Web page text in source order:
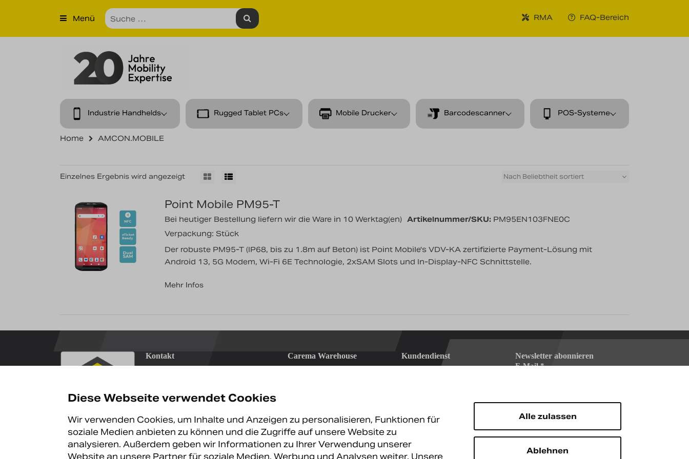
Diese Webseite verwendet Cookies
Wir verwenden Cookies, um Inhalte und Anzeigen zu personalisieren, Funktionen für
soziale Medien anbieten zu können und die Zugriffe auf unsere Website zu
analysieren. Außerdem geben wir Informationen zu Ihrer Verwendung unserer
Website an unsere Partner für soziale Medien, Werbung und Analysen weiter. Unsere
Alle zulassen
Ablehnen
×
Unsere Leistungen
Menü RMA FAQ-Bereich
Industrie Handhelds Rugged Tablet PCs Mobile Drucker Barcodescanner POS-Systeme
Home AMCON.MOBILE
Einzelnes Ergebnis wird angezeigt
Point Mobile PM95-T
Bei heutiger Bestellung liefern wir die Ware in 10 Werktag(en) Artikelnummer/SKU: PM95EN103FNE0C
Verpackung: Stück
Der robuste PM95-T (IP68, bis zu 1.8m auf Beton) ist Point Mobile's VDV-KA zertifizierte Payment-Lösung mit
Android 13, 5G Modem, Wi-Fi 6E Technologie, 2xSAM Slots und In-Display-NFC Schnittstelle.
Mehr Infos
Kontakt
Lütticher Str. 132
D-40547 Düsseldorf
+49 (0)211 9367 8390
info@carema.de
© Copyright 2026 Carema GmbH. Alle Rechte
Carema Warehouse Kundendienst Newsletter abonnieren
E-Mail*